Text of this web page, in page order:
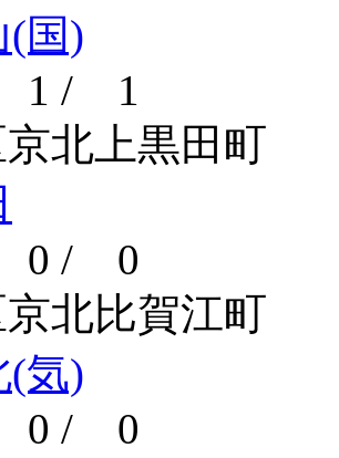
国)
1 / 1
北上黒田町
0 / 0
北比賀江町
気)
0 / 0